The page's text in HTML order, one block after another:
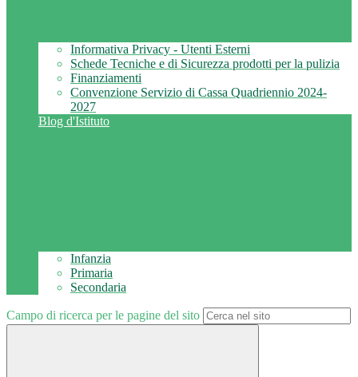
Informativa Privacy - Utenti Esterni
Schede Tecniche e di Sicurezza prodotti per la pulizia
Finanziamenti
Convenzione Servizio di Cassa Quadriennio 2024-
2027
Blog d'Istituto
Infanzia
Primaria
Secondaria
Campo di ricerca per le pagine del sito